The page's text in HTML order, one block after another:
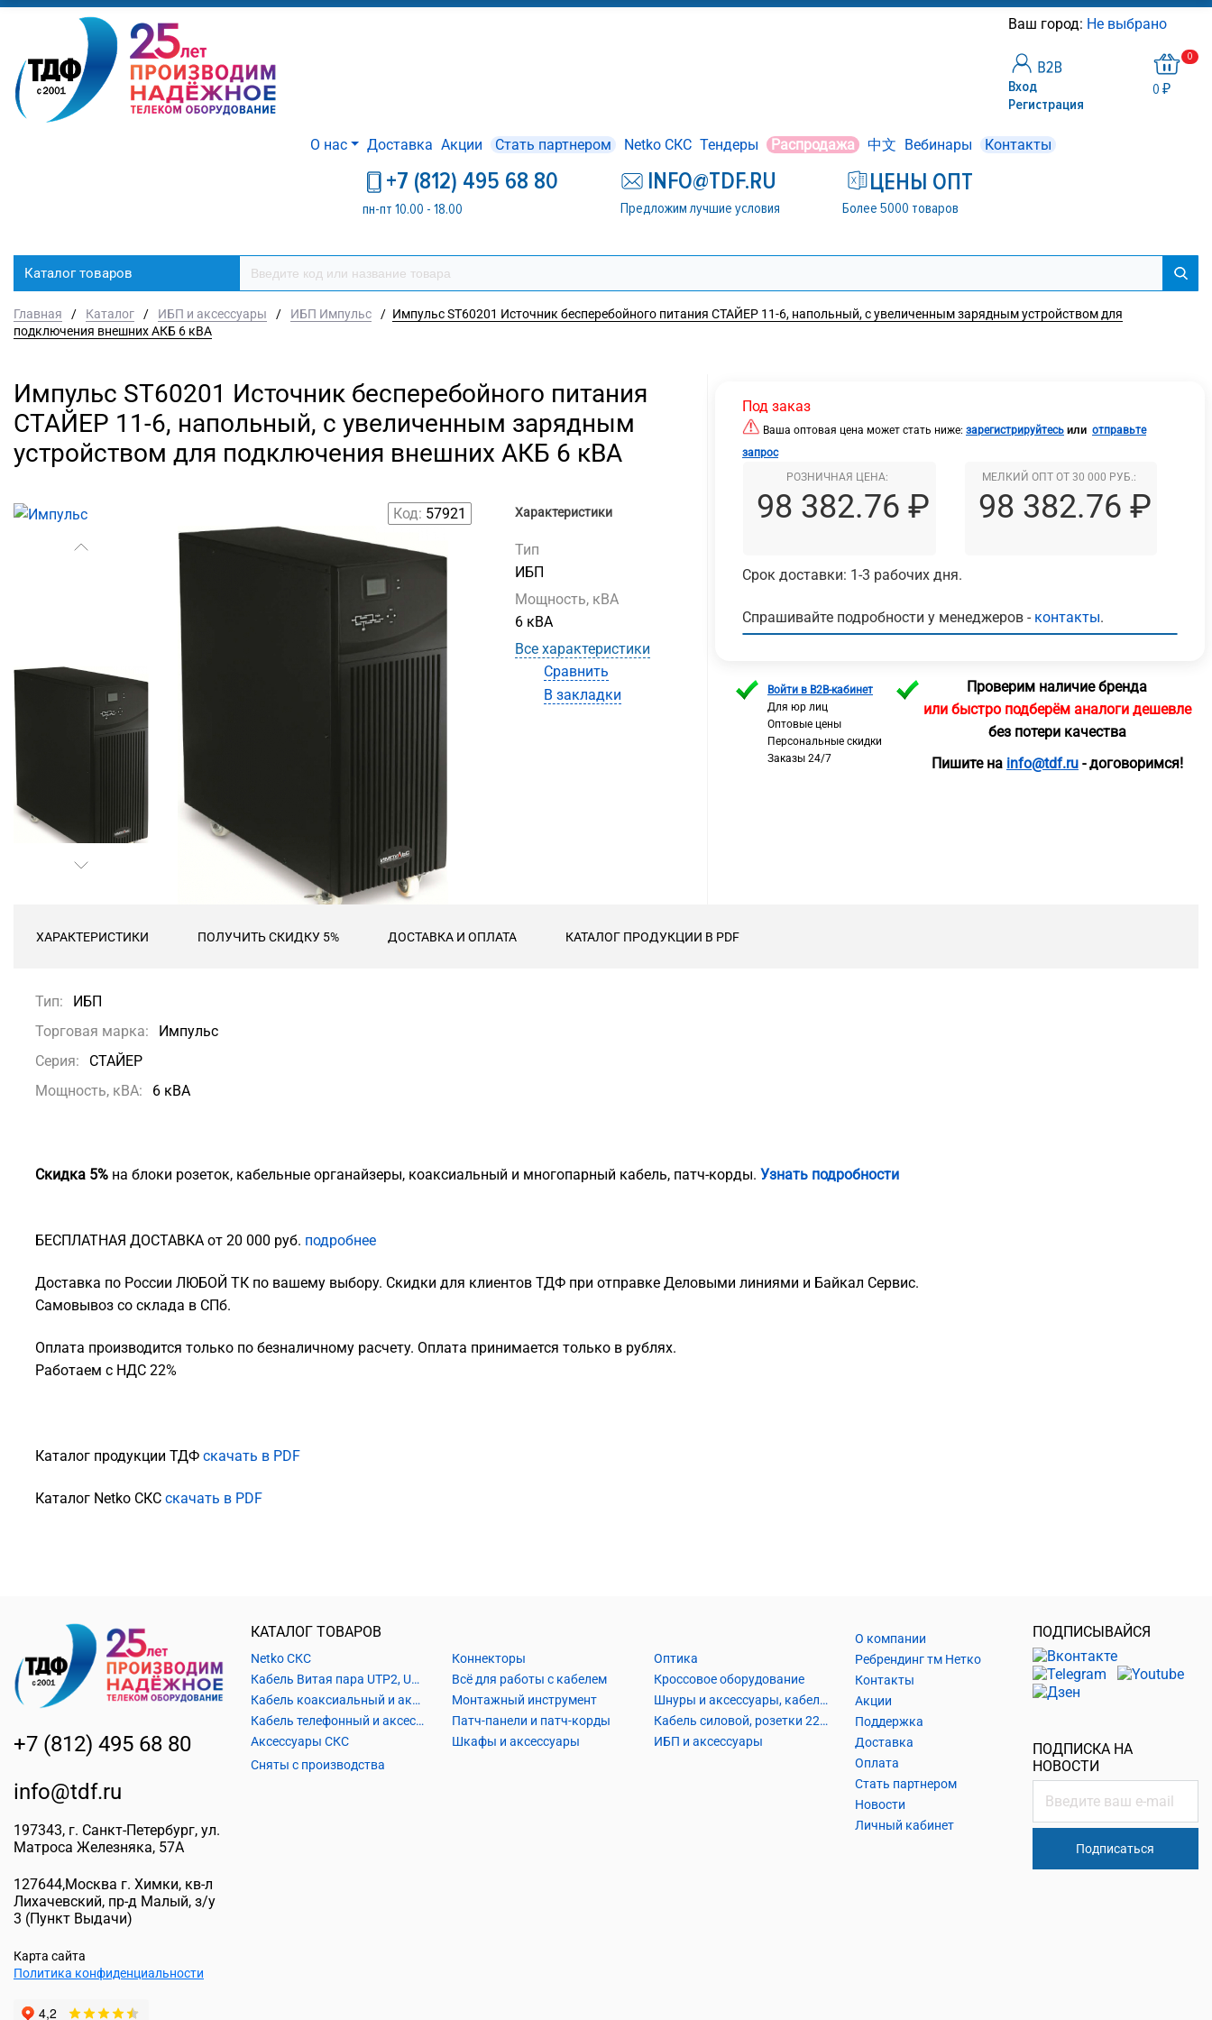
Ваш город: Не выбрано
Вход
Регистрация
0
0 ₽
О нас Доставка Акции Стать партнером Netko СКС Тендеры Распродажа 中文 Вебинары Контакты
+7 (812) 495 68 80
пн-пт 10.00 - 18.00
INFO@TDF.RU
Предложим лучшие условия
ЦЕНЫ ОПТ
Более 5000 товаров
Каталог товаров
Главная / Каталог / ИБП и аксессуары / ИБП Импульс / Импульс ST60201 Источник бесперебойного питания СТАЙЕР 11-6, напольный, с увеличенным зарядным устройством для
подключения внешних АКБ 6 кВА
Импульс ST60201 Источник бесперебойного питания
СТАЙЕР 11-6, напольный, с увеличенным зарядным
устройством для подключения внешних АКБ 6 кВА
Код: 57921 Характеристики
Тип
ИБП
Мощность, кВА
6 кВА
Все характеристики
Сравнить
В закладки
Под заказ
Ваша оптовая цена может стать ниже: зарегистрируйтесь или отправьте
запрос
РОЗНИЧНАЯ ЦЕНА:
98 382.76 ₽
МЕЛКИЙ ОПТ ОТ 30 000 РУБ.:
98 382.76 ₽
Срок доставки: 1-3 рабочих дня.
Спрашивайте подробности у менеджеров - контакты.
Войти в B2B-кабинет
Для юр лиц
Оптовые цены
Персональные скидки
Заказы 24/7
Проверим наличие бренда
или быстро подберём аналоги дешевле
без потери качества
Пишите на info@tdf.ru- договоримся!
ХАРАКТЕРИСТИКИ ПОЛУЧИТЬ СКИДКУ 5% ДОСТАВКА И ОПЛАТА КАТАЛОГ ПРОДУКЦИИ В PDF
Тип:
ИБП
Торговая марка:
Импульс
Серия:
СТАЙЕР
Мощность, кВА:
6 кВА
Скидка 5% на блоки розеток, кабельные органайзеры, коаксиальный и многопарный кабель, патч-корды. Узнать подробности
БЕСПЛАТНАЯ ДОСТАВКА от 20 000 руб. подробнее
Доставка по России ЛЮБОЙ ТК по вашему выбору. Скидки для клиентов ТДФ при отправке Деловыми линиями и Байкал Сервис.
Самовывоз со склада в СПб.
Оплата производится только по безналичному расчету. Оплата принимается только в рублях.
Работаем с НДС 22%
Каталог продукции ТДФ скачать в PDF
Каталог Netko СКС скачать в PDF
+7 (812) 495 68 80
info@tdf.ru
197343, г. Санкт-Петербург, ул.
Матроса Железняка, 57A
127644,Москва г. Химки, кв-л
Лихачевский, пр-д Малый, з/у
3 (Пункт Выдачи)
Карта сайта
Политика конфиденциальности
КАТАЛОГ ТОВАРОВ
Netko СКС
Кабель Витая пара UTP2, UTP4, FTP2, FTP4
Кабель коаксиальный и аксессуары
Кабель телефонный и аксессуары
Аксессуары СКС
Коннекторы
Всё для работы с кабелем
Монтажный инструмент
Патч-панели и патч-корды
Шкафы и аксессуары
Оптика
Кроссовое оборудование
Шнуры и аксессуары, кабельные наконечники
Кабель силовой, розетки 220В, выключатели 220В, сетевые фильтры
ИБП и аксессуары
Сняты с производства
О компании
Ребрендинг тм Нетко
Контакты
Акции
Поддержка
Доставка
Оплата
Стать партнером
Новости
Личный кабинет
ПОДПИСЫВАЙСЯ
ПОДПИСКА НА
НОВОСТИ
Подписаться